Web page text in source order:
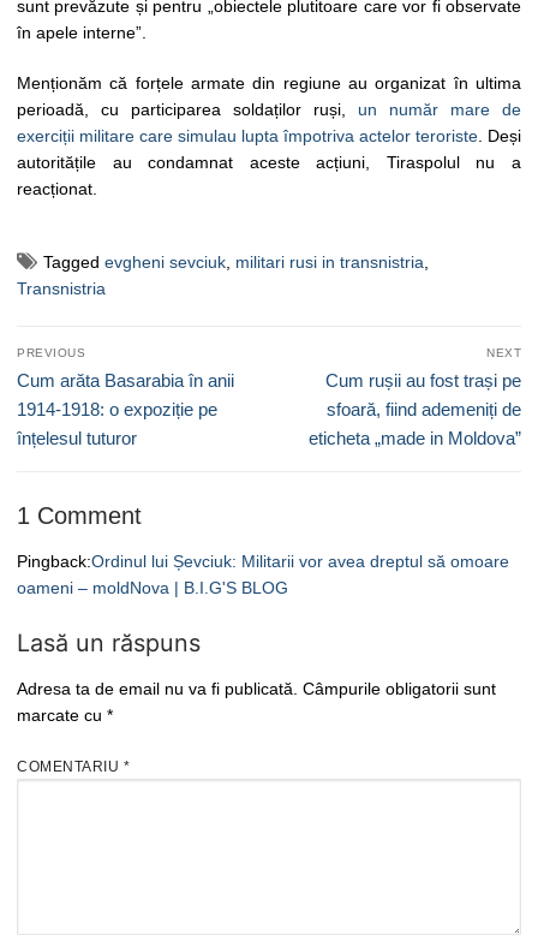
sunt prevăzute și pentru „obiectele plutitoare care vor fi observate
în apele interne”.
Menționăm că forțele armate din regiune au organizat în ultima
perioadă, cu participarea soldaților ruși, un număr mare de
exerciții militare care simulau lupta împotriva actelor teroriste . Deși
autoritățile au condamnat aceste acțiuni, Tiraspolul nu a
reacționat.
Tagged evgheni sevciuk, militari rusi in transnistria,
Transnistria
Navigare
în
articole
PREVIOUS
Previous
post:
Cum arăta Basarabia în anii
1914-1918: o expoziție pe
înțelesul tuturor
NEXT
Next
post:
Cum rușii au fost trași pe
sfoară, fiind ademeniți de
eticheta „made in Moldova”
1 Comment
Pingback:Ordinul lui Șevciuk: Militarii vor avea dreptul să omoare
oameni – moldNova | B.I.G'S BLOG
Lasă un răspuns
Adresa ta de email nu va fi publicată. Câmpurile obligatorii sunt
marcate cu *
COMENTARIU *